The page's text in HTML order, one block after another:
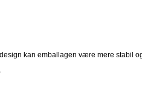
kan emballagen være mere stabil